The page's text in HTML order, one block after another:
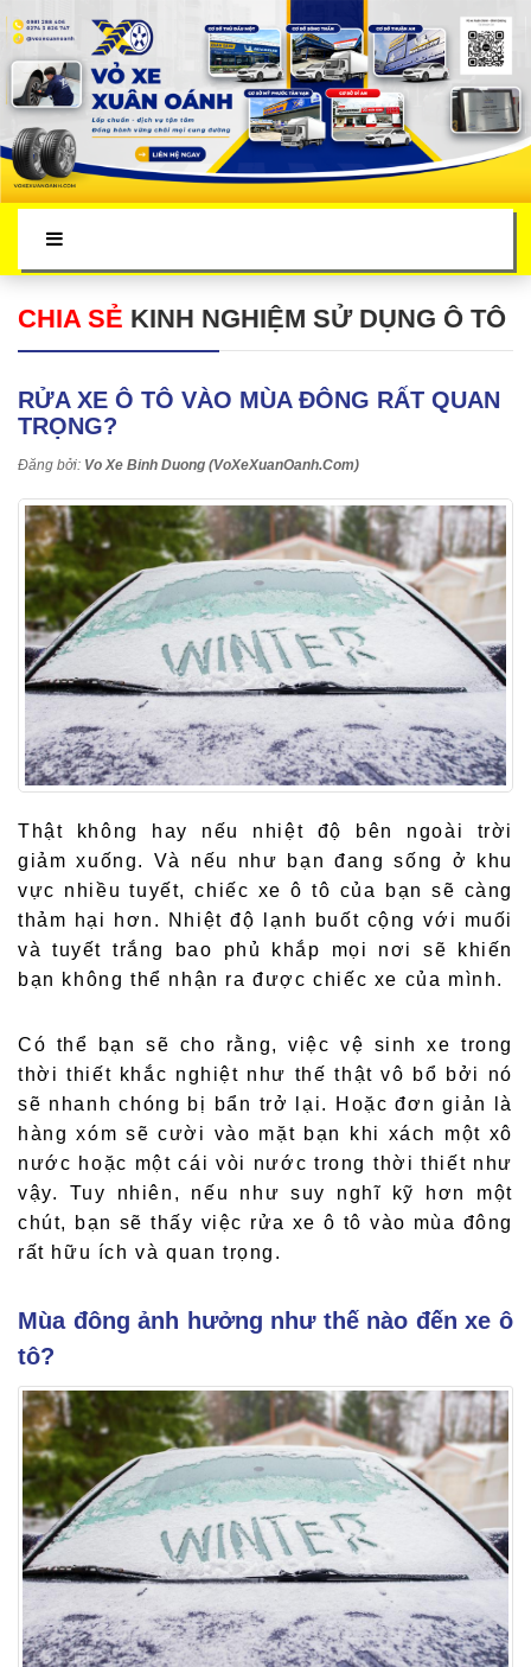
CHIA SẺ KINH NGHIỆM SỬ DỤNG Ô TÔ
RỬA XE Ô TÔ VÀO MÙA ĐÔNG RẤT QUAN
TRỌNG?
Đăng bởi: Vo Xe Binh Duong (VoXeXuanOanh.Com)
Thật không hay nếu nhiệt độ bên ngoài trời
giảm xuống. Và nếu như bạn đang sống ở khu
vực nhiều tuyết, chiếc xe ô tô của bạn sẽ càng
thảm hại hơn. Nhiệt độ lạnh buốt cộng với muối
và tuyết trắng bao phủ khắp mọi nơi sẽ khiến
bạn không thể nhận ra được chiếc xe của mình.
Có thể bạn sẽ cho rằng, việc vệ sinh xe trong
thời thiết khắc nghiệt như thế thật vô bổ bởi nó
sẽ nhanh chóng bị bẩn trở lại. Hoặc đơn giản là
hàng xóm sẽ cười vào mặt bạn khi xách một xô
nước hoặc một cái vòi nước trong thời thiết như
vậy. Tuy nhiên, nếu như suy nghĩ kỹ hơn một
chút, bạn sẽ thấy việc rửa xe ô tô vào mùa đông
rất hữu ích và quan trọng.
Mùa đông ảnh hưởng như thế nào đến xe ô
tô?